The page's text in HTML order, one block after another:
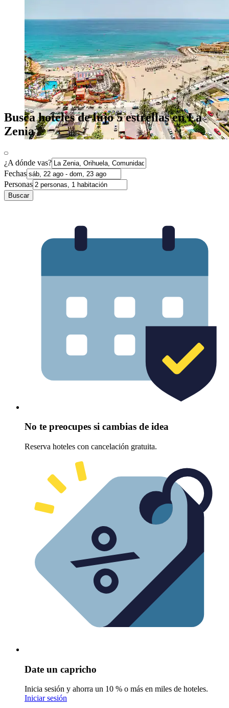
Busca hoteles de lujo 5 estrellas en La
Zenia
¿A dónde vas?
Fechas
Personas
Buscar
No te preocupes si cambias de idea
Reserva hoteles con cancelación gratuita.
Date un capricho
Inicia sesión y ahorra un 10 % o más en miles de hoteles.
Iniciar sesión